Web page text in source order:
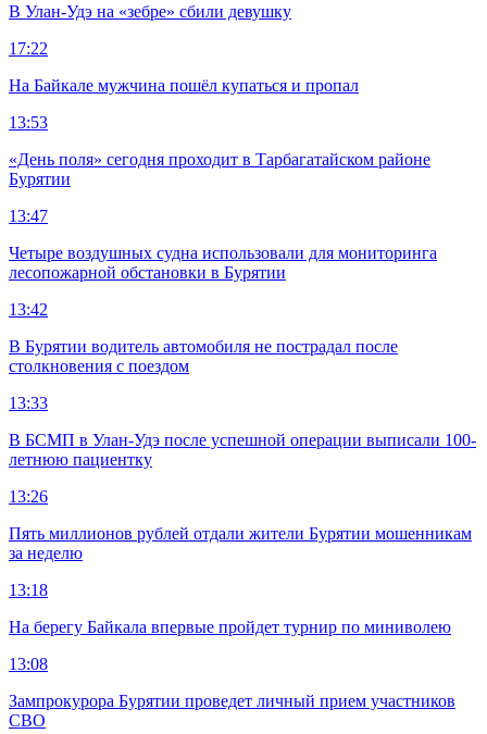
В Улан-Удэ на «зебре» сбили девушку
17:22
На Байкале мужчина пошёл купаться и пропал
13:53
«День поля» сегодня проходит в Тарбагатайском районе
Бурятии
13:47
Четыре воздушных судна использовали для мониторинга
лесопожарной обстановки в Бурятии
13:42
В Бурятии водитель автомобиля не пострадал после
столкновения с поездом
13:33
В БСМП в Улан-Удэ после успешной операции выписали 100-
летнюю пациентку
13:26
Пять миллионов рублей отдали жители Бурятии мошенникам
за неделю
13:18
На берегу Байкала впервые пройдет турнир по миниволею
13:08
Зампрокурора Бурятии проведет личный прием участников
СВО